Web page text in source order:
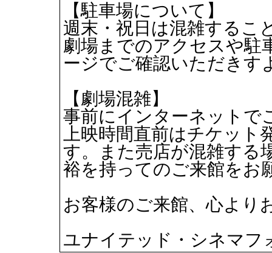
【駐車場について】
週末・祝日は混雑するこ
劇場までのアクセスや駐
ージでご確認いただきす
【劇場混雑】
事前にインターネットで
上映時間直前はチケッ
す。また売店が混雑する
裕を持ってのご来館をお
お客様のご来館、心より
ユナイテッド・シネマフ